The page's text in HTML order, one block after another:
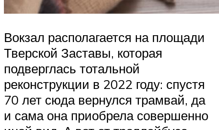
Вокзал располагается на площади
Тверской Заставы, которая
подверглась тотальной
реконструкции в 2022 году: спустя
70 лет сюда вернулся трамвай, да
и сама она приобрела совершенно